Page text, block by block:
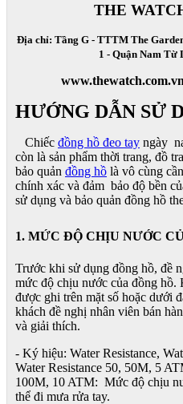
THE
Địa chỉ: Tầng G - TTTM The
1 - Quận Nam Từ
HƯỚNG DẪN SỬ
Chiếc đồng hồ đeo tay ngày
còn là sản phẩm thời trang, đồ
bảo quản đồng hồ là vô cùng
chính xác và đảm bảo độ bền
sử dụng và bảo quản đồng hồ
1. MỨC ĐỘ CHỊU NƯỚC
Trước khi sử dụng đồng hồ, đề
mức độ chịu nước của đồng
được ghi trên mặt số hoặc dưới
khách đề nghị nhân viên bán
và giải thích.
- Ký hiệu: Water Resistance,
Water Resistance 50, 50M, 5
100M, 10 ATM: Mức độ chịu
thể đi mưa rửa tay.